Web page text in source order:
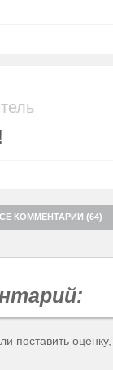
КОММЕНТАРИИ (64)
поставить